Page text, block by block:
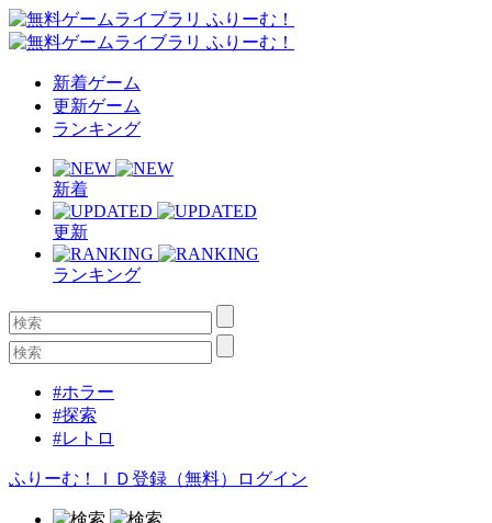
新着ゲーム
更新ゲーム
ランキング
新着
更新
ランキング
#ホラー
#探索
#レトロ
ふりーむ！ＩＤ登録（無料） ログイン